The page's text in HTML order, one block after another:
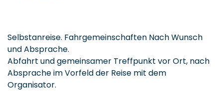
Selbstanreise. Fahrgemeinschaften Nach Wunsch
und Absprache.
Abfahrt und gemeinsamer Treffpunkt vor Ort, nach
Absprache im Vorfeld der Reise mit dem
Organisator.